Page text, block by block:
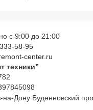
на-Дону Буденновский
с 9:00 до 21:00
58-95
center.ru
техники”